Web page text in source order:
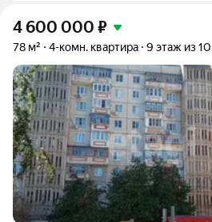
4 600 000 ₽
78 м² 4-комн. квартира 9 этаж из 10